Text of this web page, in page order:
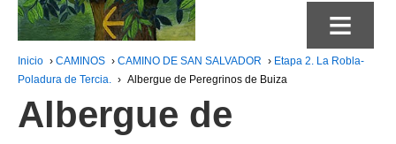
≡
Inicio › CAMINOS › CAMINO DE SAN SALVADOR › Etapa 2. La Robla-
Poladura de Tercia. › Albergue de Peregrinos de Buiza
Albergue de